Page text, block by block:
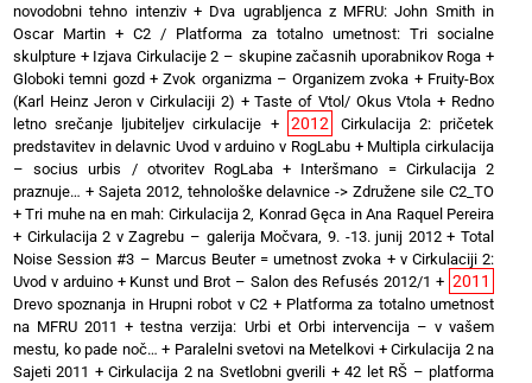
novodobni tehno intenziv+ Dva ugrabljenca z MFRU: John Smith in
Oscar Martin + C2 / Platforma za totalno umetnost: Tri socialne
skulpture + Izjava Cirkulacije 2 – skupine začasnih uporabnikov Roga +
Globoki temni gozd +Zvok organizma – Organizem zvoka + Fruity-Box
(Karl Heinz Jeron v Cirkulaciji 2) +Taste of Vtol/ Okus Vtola + Redno
letno srečanje ljubiteljev cirkulacije + 2012
Cirkulacija 2: pričetek
predstavitev in delavnic Uvod v arduino v RogLabu+ Multipla cirkulacija
– socius urbis / otvoritev RogLaba + Interšmano = Cirkulacija 2
praznuje… + Sajeta 2012, tehnološke delavnice -> Združene sile C2_TO
+Tri muhe na en mah: Cirkulacija 2, Konrad Gęca in Ana Raquel Pereira
+ Cirkulacija 2 v Zagrebu – galerija Močvara, 9. -13. junij 2012+Total
Noise Session #3 – Marcus Beuter = umetnost zvoka + v Cirkulaciji 2:
Uvod v arduino+ Kunst und Brot – Salon des Refusés 2012/1 + 2011
Drevo spoznanja in Hrupni robot v C2 + Platforma za totalno umetnost
na MFRU 2011 +testna verzija: Urbi et Orbi intervencija – v vašem
mestu, ko pade noč… + Paralelni svetovi na Metelkovi + Cirkulacija 2 na
Sajeti 2011 +Cirkulacija 2 na Svetlobni gverili +42 let RŠ – platforma